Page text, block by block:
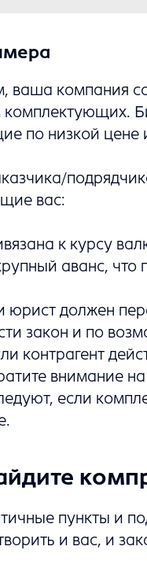
ваша компания
по низкой цене
вас:
к курсу
аванс, что
должен
закон и по
контрагент
внимание на
если
пункты и
и вас, и